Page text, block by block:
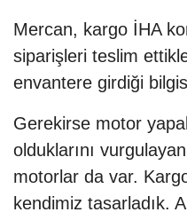
Mercan, kargo İHA
siparişleri teslim
envantere girdiği
Gerekirse motor
olduklarını
motorlar da var.
kendimiz tasarladık.